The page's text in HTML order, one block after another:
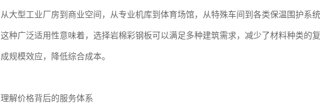
从大型工业厂房到商业空间，从专业机库到体育场馆，从特殊车间到各类保温围护系
这种广泛适用性意味着，选择岩棉彩钢板可以满足多种建筑需求，减少了材料种类的
成规模效应，降低综合成本。
理解价格背后的服务体系